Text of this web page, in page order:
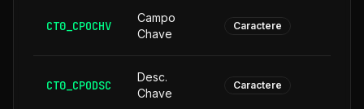
CT0_CPOCHV
Campo
Chave
Caractere
CT0_CPODSC
Desc.
Chave
Caractere